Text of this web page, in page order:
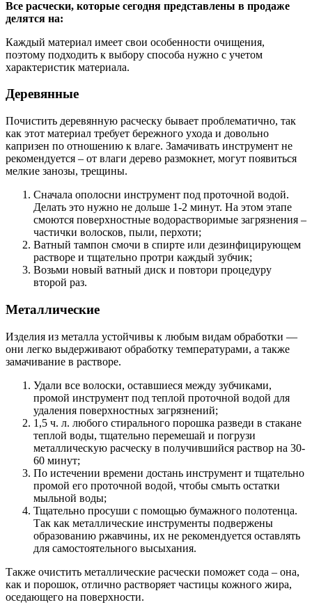
Все расчески, которые сегодня представлены в продаже
делятся на:
Каждый материал имеет свои особенности очищения,
поэтому подходить к выбору способа нужно с учетом
характеристик материала.
Деревянные
Почистить деревянную расческу бывает проблематично, так
как этот материал требует бережного ухода и довольно
капризен по отношению к влаге. Замачивать инструмент не
рекомендуется – от влаги дерево размокнет, могут появиться
мелкие занозы, трещины.
Сначала ополосни инструмент под проточной водой.
Делать это нужно не дольше 1-2 минут. На этом этапе
смоются поверхностные водорастворимые загрязнения –
частички волосков, пыли, перхоти;
Ватный тампон смочи в спирте или дезинфицирующем
растворе и тщательно протри каждый зубчик;
Возьми новый ватный диск и повтори процедуру
второй раз.
Металлические
Изделия из металла устойчивы к любым видам обработки —
они легко выдерживают обработку температурами, а также
замачивание в растворе.
Удали все волоски, оставшиеся между зубчиками,
промой инструмент под теплой проточной водой для
удаления поверхностных загрязнений;
1,5 ч. л. любого стирального порошка разведи в стакане
теплой воды, тщательно перемешай и погрузи
металлическую расческу в получившийся раствор на 30-
60 минут;
По истечении времени достань инструмент и тщательно
промой его проточной водой, чтобы смыть остатки
мыльной воды;
Тщательно просуши с помощью бумажного полотенца.
Так как металлические инструменты подвержены
образованию ржавчины, их не рекомендуется оставлять
для самостоятельного высыхания.
Также очистить металлические расчески поможет сода – она,
как и порошок, отлично растворяет частицы кожного жира,
оседающего на поверхности.